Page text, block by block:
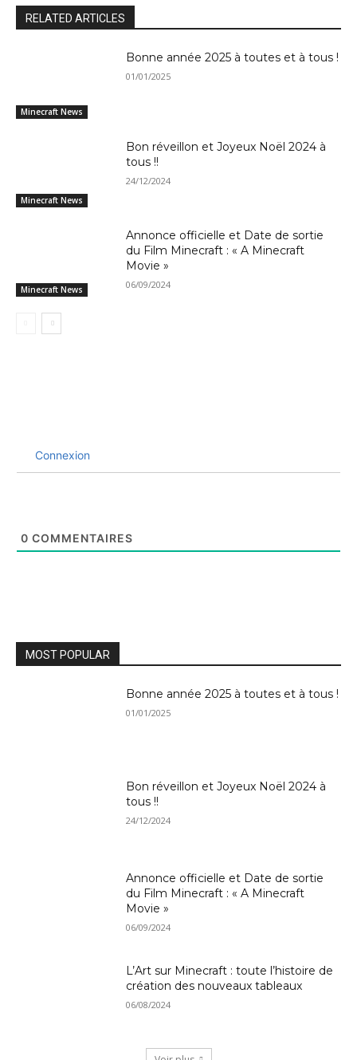
RELATED ARTICLES
Minecraft News
Bonne année 2025 à toutes et à tous !
01/01/2025
Minecraft News
Bon réveillon et Joyeux Noël 2024 à
tous !!
24/12/2024
Minecraft News
Annonce officielle et Date de sortie
du Film Minecraft : « A Minecraft
Movie »
06/09/2024
Connexion
0 COMMENTAIRES
MOST POPULAR
Bonne année 2025 à toutes et à tous !
01/01/2025
Bon réveillon et Joyeux Noël 2024 à
tous !!
24/12/2024
Annonce officielle et Date de sortie
du Film Minecraft : « A Minecraft
Movie »
06/09/2024
L’Art sur Minecraft : toute l’histoire de
création des nouveaux tableaux
06/08/2024